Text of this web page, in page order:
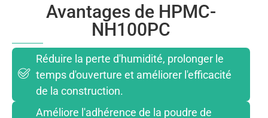
Avantages de HPMC-
NH100PC
Réduire la perte d'humidité, prolonger le
temps d'ouverture et améliorer l'efficacité
de la construction.
Améliore l'adhérence de la poudre de